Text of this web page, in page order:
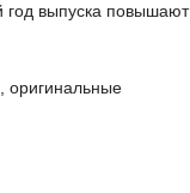
год выпуска повышают
оригинальные